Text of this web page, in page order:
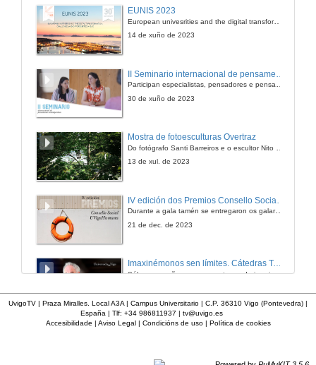
Intervención de Sonia Osorio
Apoios e obstáculos á innovación docente universitaria
Presentación Conferencia
Conferencia
Rolda de preguntas
Ser professor universitário em tempos adversos
EUNIS 2023
European univesrities and the digital transformation: challenges and opportunities ahead
14 de xuño de 2023
Participan especialistas, pensadores e pensadoras que traballan desde hai anos sobre temas de pensamento contemporáneo en universidades de Estados Unidos, Reino Unido, Canadá, México e España.
30 de xuño de 2023
Mostra de fotoesculturas Overtraz
13 de xul. de 2023
Durante a gala tamén se entregaron os galardóns aos mellores TFG e TFM en materia de Axenda 2030
21 de dec. de 2023
Imaxinémonos sen límites. Cátedras Telefónica
Sólo quen coñece as preguntas pode imaxinar novas respostas
'Cóntacho unha espía' Reto
UvigoTV | Praza Miralles. Local A3A | Campus Universitario | C.P. 36310 Vigo (Pontevedra) |
España | Tlf: +34 986811937 | tv@uvigo.es
Accesibilidade | Aviso Legal| Condicións de uso| Política de cookies